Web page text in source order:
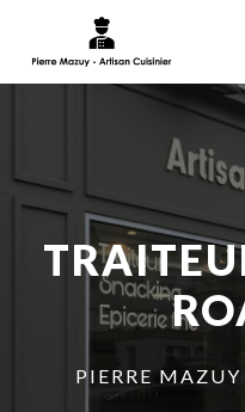
PIERRE
Panneau de gestion des